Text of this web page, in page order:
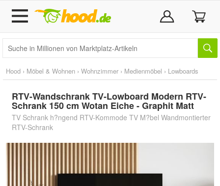
Hood › Möbel & Wohnen › Wohnzimmer › Medienmöbel › Lowboards
RTV-Wandschrank TV-Lowboard Modern RTV-
Schrank 150 cm Wotan Eiche - Graphit Matt
TV Schrank h?ngend RTV-Kommode TV M?bel Wandmontierter
RTV-Schrank